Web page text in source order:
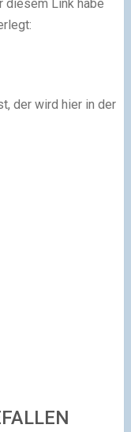
diesem Link habe
der wird hier in der